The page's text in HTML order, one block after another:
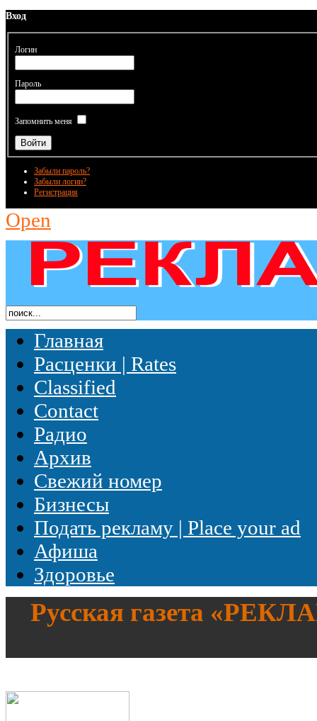
Вход
Логин
Пароль
Запомнить меня
Забыли пароль?
Забыли логин?
Регистрация
Open
Главная
Расценки | Rates
Classified
Contact
Радио
Архив
Свежий номер
Бизнесы
Подать рекламу | Place your ad
Афиша
Здоровье
Русская газета «